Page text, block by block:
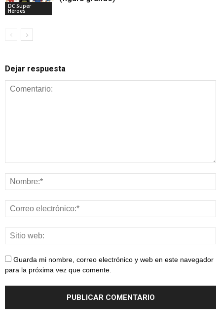
DC Super
Héroes
Dejar respuesta
Guarda mi nombre, correo electrónico y web en este navegador
para la próxima vez que comente.